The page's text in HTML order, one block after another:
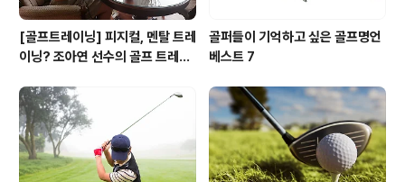
[골프트레이닝] 피지컬, 멘탈 트레
이닝? 조아연 선수의 골프 트레이
골퍼들이 기억하고 싶은 골프명언
베스트 7